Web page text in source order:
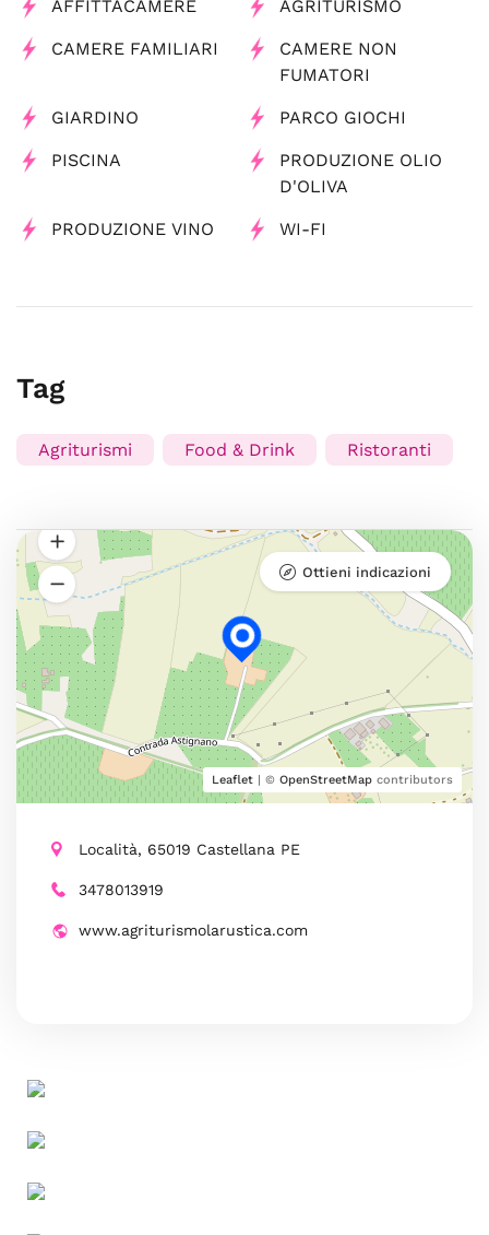
AFFITTACAMERE AGRITURISMO
CAMERE FAMILIARI
CAMERE NON
FUMATORI
GIARDINO PARCO GIOCHI
PISCINA
PRODUZIONE OLIO
D'OLIVA
PRODUZIONE VINO WI-FI
Tag
Agriturismi Food & Drink Ristoranti
Leaflet | © OpenStreetMap contributors
Ottieni indicazioni
Località, 65019 Castellana PE
3478013919
www.agriturismolarustica.com